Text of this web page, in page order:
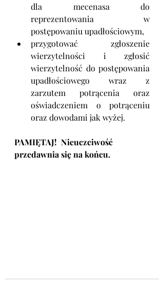
dla mecenasa do
reprezentowania w
postępowaniu upadłościowym,
przygotować zgłoszenie
wierzytelności i zgłosić
wierzytelność do postępowania
upadłościowego wraz z
zarzutem potrącenia oraz
oświadczeniem o potrąceniu
oraz dowodami jak wyżej.
PAMIĘTAJ!  Nieuczciwość
przedawnia się na końcu.